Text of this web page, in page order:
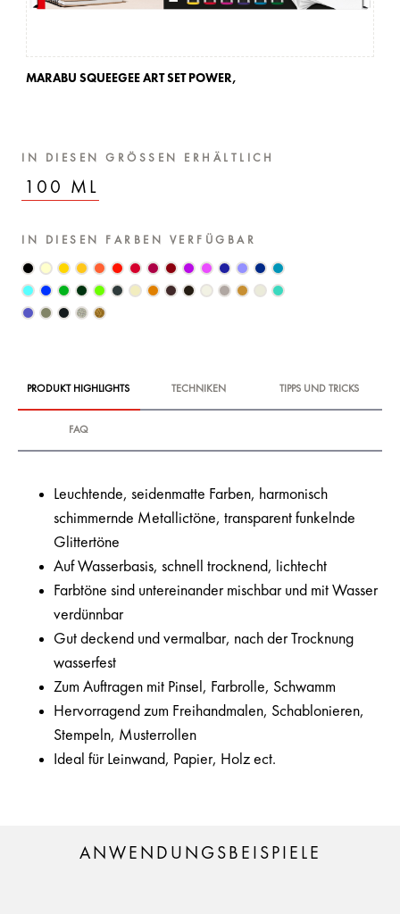
MARABU SQUEEGEE ART SET POWER,
IN DIESEN GRÖSSEN ERHÄLTLICH
100 ML
IN DIESEN FARBEN VERFÜGBAR
PRODUKT HIGHLIGHTS TECHNIKEN TIPPS UND TRICKS
FAQ
Leuchtende, seidenmatte Farben, harmonisch
schimmernde Metallictöne, transparent funkelnde
Glittertöne
Auf Wasserbasis, schnell trocknend, lichtecht
Farbtöne sind untereinander mischbar und mit Wasser
verdünnbar
Gut deckend und vermalbar, nach der Trocknung
wasserfest
Zum Auftragen mit Pinsel, Farbrolle, Schwamm
Hervorragend zum Freihandmalen, Schablonieren,
Stempeln, Musterrollen
Ideal für Leinwand, Papier, Holz ect.
ANWENDUNGSBEISPIELE